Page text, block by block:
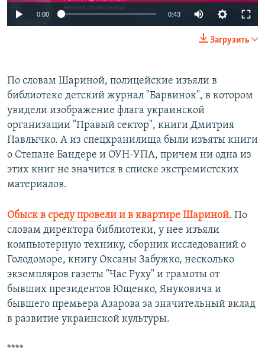
0:00 0:43
Загрузить
По словам Шариной, полицейские изъяли в
библиотеке детский журнал "Барвинок", в котором
увидели изображение флага украинской
организации "Правый сектор", книги Дмитрия
Павлычко. А из спецхранилища были изъяты книги
о Степане Бандере и ОУН-УПА, причем ни одна из
этих книг не значится в списке экстремистских
материалов.
Обыск в среду провели и в квартире Шариной. По
словам директора библиотеки, у нее изъяли
компьютерную технику, сборник исследований о
Голодоморе, книгу Оксаны Забужко, несколько
экземпляров газеты "Час Руху" и грамоты от
бывших президентов Ющенко, Януковича и
бывшего премьера Азарова за значительный вклад
в развитие украинской культуры.
****